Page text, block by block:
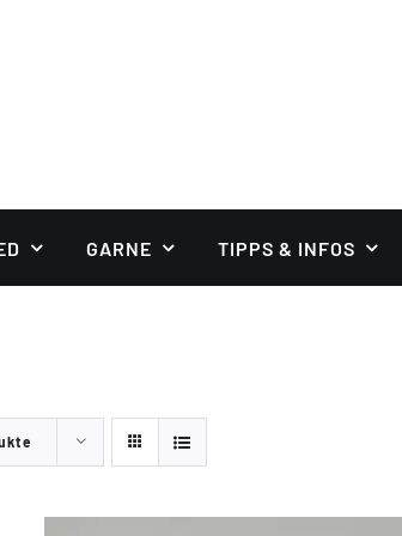
GARNE TIPPS & INFOS